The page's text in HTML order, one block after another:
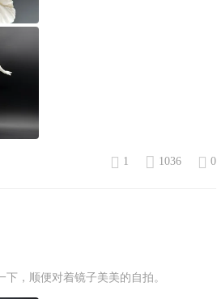
1 1036 0
，顺便对着镜子美美的自拍。